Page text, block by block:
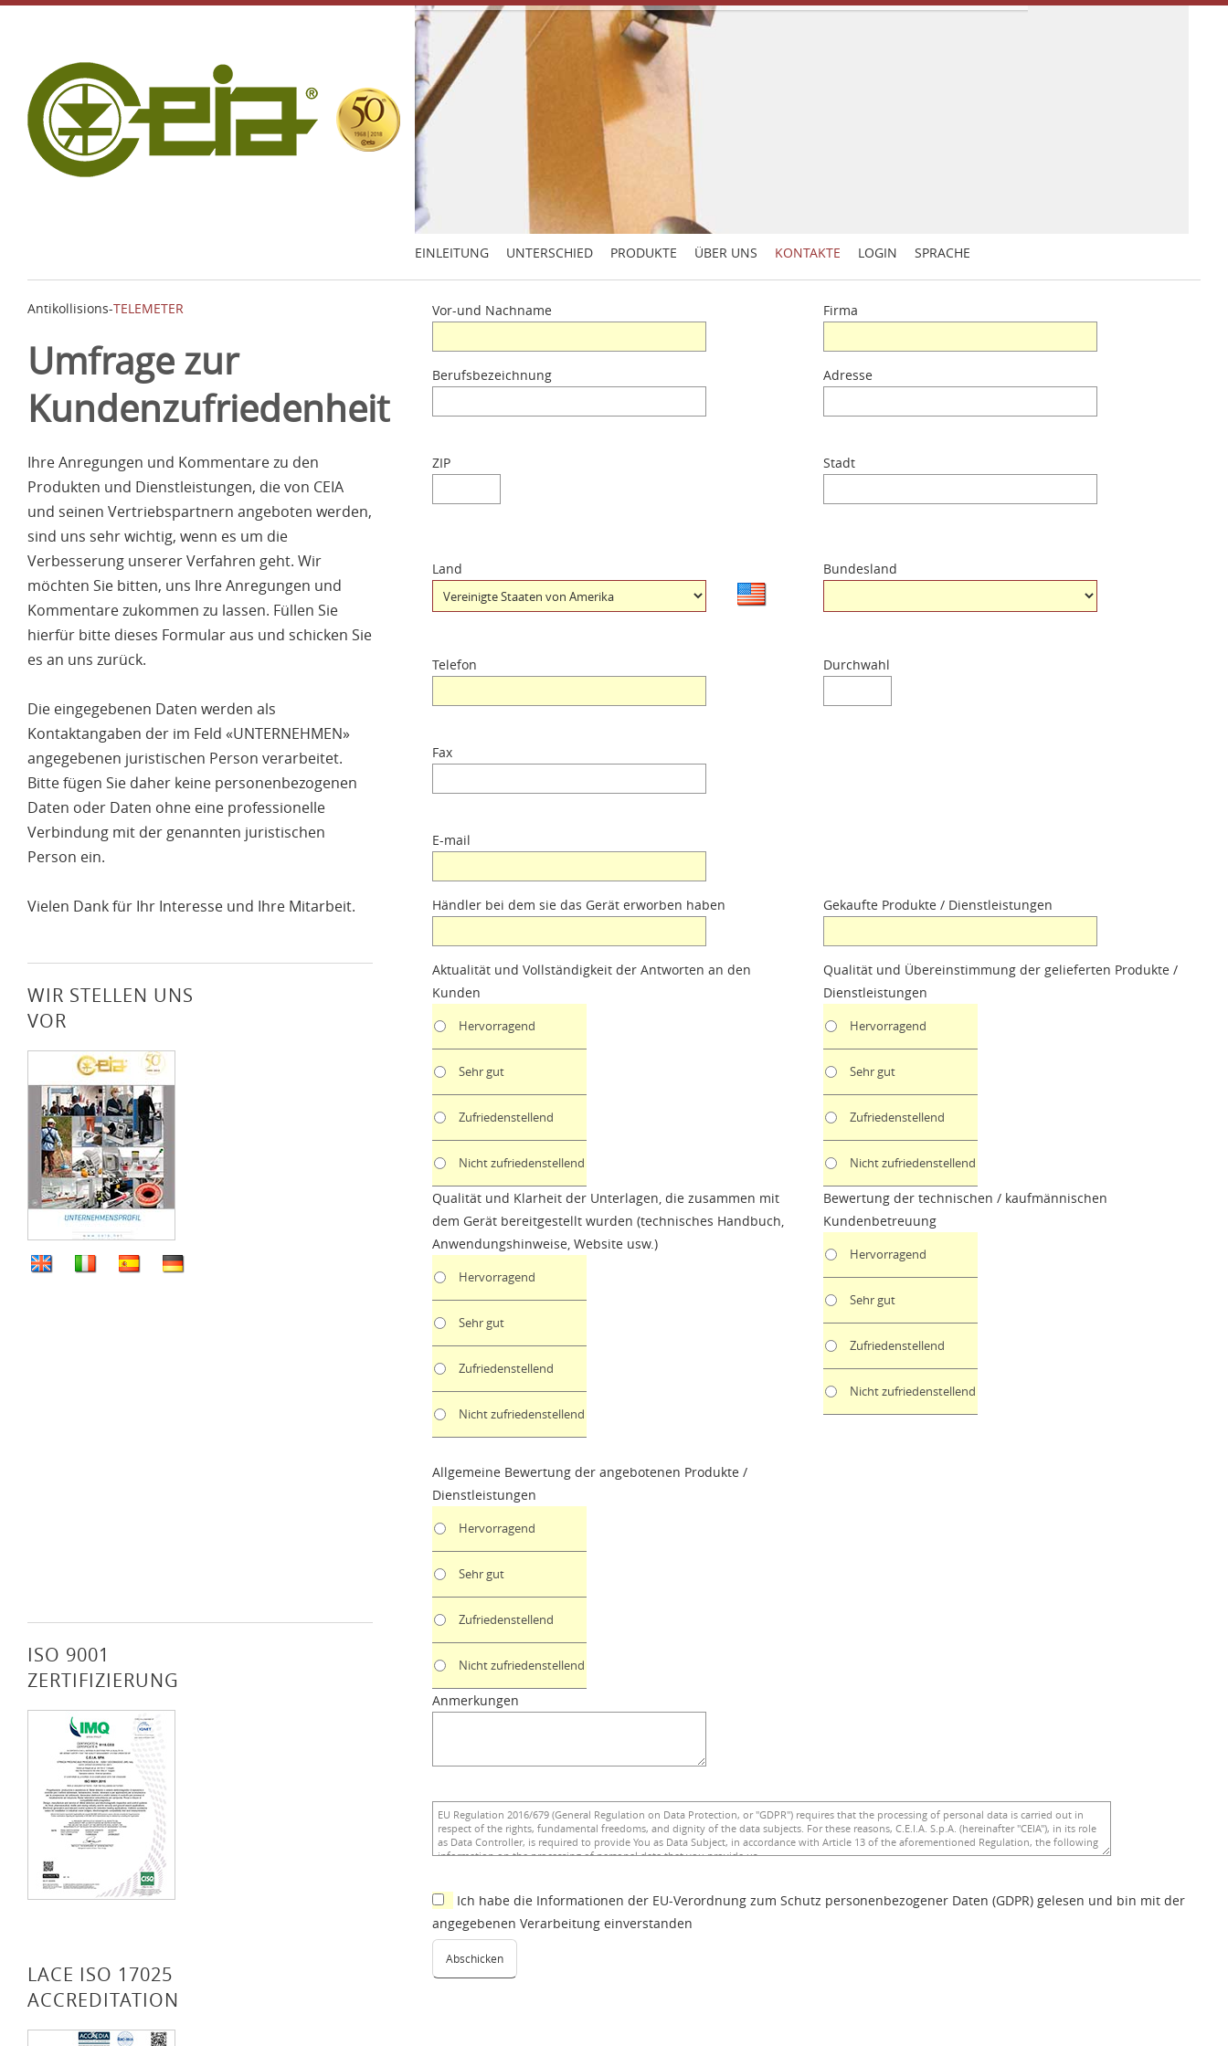
EINLEITUNG UNTERSCHIED PRODUKTE ÜBER UNS KONTAKTE LOGIN SPRACHE
Antikollisions-TELEMETER
Umfrage zur
Kundenzufriedenheit
Ihre Anregungen und Kommentare zu den
Produkten und Dienstleistungen, die von CEIA
und seinen Vertriebspartnern angeboten werden,
sind uns sehr wichtig, wenn es um die
Verbesserung unserer Verfahren geht. Wir
möchten Sie bitten, uns Ihre Anregungen und
Kommentare zukommen zu lassen. Füllen Sie
hierfür bitte dieses Formular aus und schicken Sie
es an uns zurück.
Die eingegebenen Daten werden als
Kontaktangaben der im Feld «UNTERNEHMEN»
angegebenen juristischen Person verarbeitet.
Bitte fügen Sie daher keine personenbezogenen
Daten oder Daten ohne eine professionelle
Verbindung mit der genannten juristischen
Person ein.
Vielen Dank für Ihr Interesse und Ihre Mitarbeit.
WIR STELLEN UNS
VOR
ISO 9001
ZERTIFIZIERUNG
LACE ISO 17025
ACCREDITATION
Vor-und Nachname Firma
Berufsbezeichnung Adresse
ZIP Stadt
Land Bundesland
Telefon Durchwahl
Fax
E-mail
Händler bei dem sie das Gerät erworben haben Gekaufte Produkte / Dienstleistungen
Aktualität und Vollständigkeit der Antworten an den
Kunden
Hervorragend
Sehr gut
Zufriedenstellend
Nicht zufriedenstellend
Qualität und Übereinstimmung der gelieferten Produkte /
Dienstleistungen
Hervorragend
Sehr gut
Zufriedenstellend
Nicht zufriedenstellend
Qualität und Klarheit der Unterlagen, die zusammen mit
dem Gerät bereitgestellt wurden (technisches Handbuch,
Anwendungshinweise, Website usw.)
Hervorragend
Sehr gut
Zufriedenstellend
Nicht zufriedenstellend
Bewertung der technischen / kaufmännischen
Kundenbetreuung
Hervorragend
Sehr gut
Zufriedenstellend
Nicht zufriedenstellend
Allgemeine Bewertung der angebotenen Produkte /
Dienstleistungen
Hervorragend
Sehr gut
Zufriedenstellend
Nicht zufriedenstellend
Anmerkungen
Ich habe die Informationen der EU-Verordnung zum Schutz personenbezogener Daten (GDPR) gelesen und bin mit der
angegebenen Verarbeitung einverstanden